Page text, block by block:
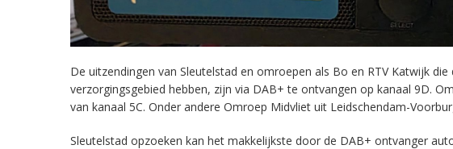
De uitzendingen van Sleutelstad en omroepen als Bo en RTV Katwijk
verzorgingsgebied hebben, zijn via DAB+ te ontvangen op kanaal 9D.
van kanaal 5C. Onder andere Omroep Midvliet uit Leidschendam-
Sleutelstad opzoeken kan het makkelijkste door de DAB+ ontvanger